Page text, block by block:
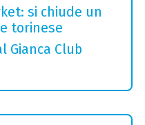
si chiude un
torinese
Gianca Club